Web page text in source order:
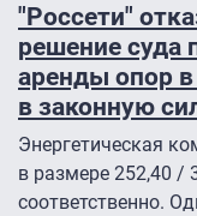
"Россети"
решение суда
аренды опор в
в законную
Энергетическая
в размере 252,40 /
соответственно.